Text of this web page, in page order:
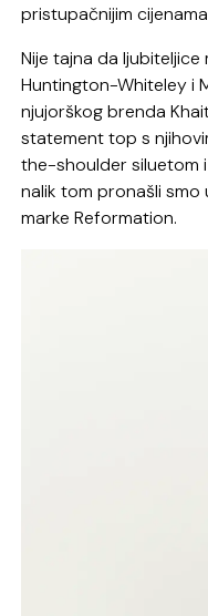
pristupačnijim
Nije tajna da
Huntington-Whiteley i
njujorškog brenda
statement top s
the-shoulder siluetom
nalik tom pronašli
marke Reformation.